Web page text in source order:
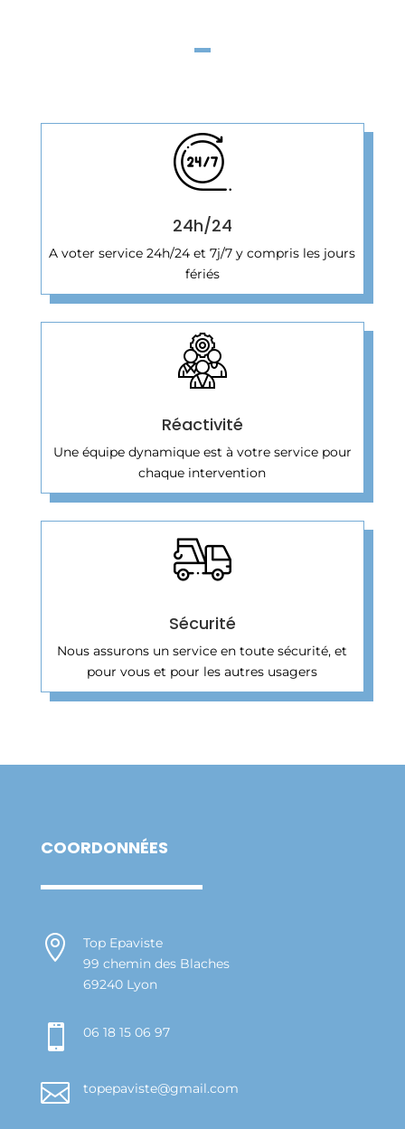
24h/24
A voter service 24h/24 et 7j/7 y compris les jours
fériés
Réactivité
Une équipe dynamique est à votre service pour
chaque intervention
Sécurité
Nous assurons un service en toute sécurité, et
pour vous et pour les autres usagers
COORDONNÉES

Top Epaviste
99 chemin des Blaches
69240 Lyon
 06 18 15 06 97
 topepaviste@gmail.com